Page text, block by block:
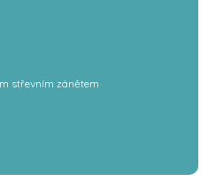
střevním zánětem